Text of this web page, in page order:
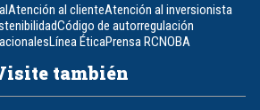
Atención al clienteAtención al inversionista
Código de autorregulación
Línea ÉticaPrensa RCNOBA
también